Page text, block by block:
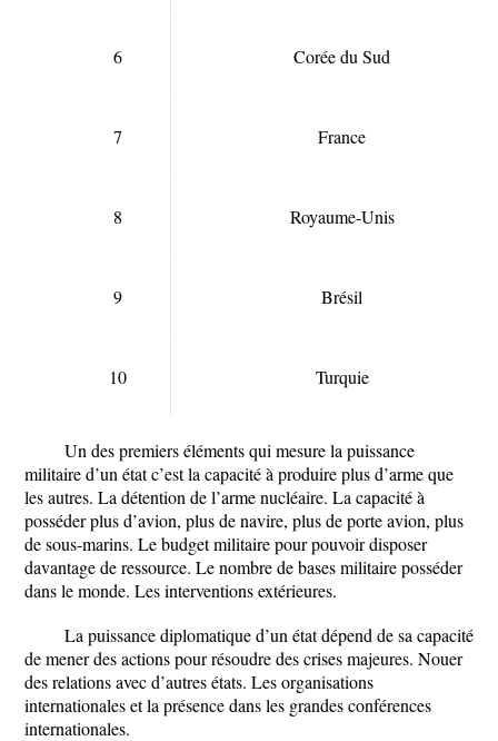
6 Corée du Sud
7 France
8 Royaume-Unis
9 Brésil
10 Turquie
Un des premiers éléments qui mesure la puissance
militaire d’un état c’est la capacité à produire plus d’arme que
les autres. La détention de l’arme nucléaire. La capacité à
posséder plus d’avion, plus de navire, plus de porte avion, plus
de sous-marins. Le budget militaire pour pouvoir disposer
davantage de ressource. Le nombre de bases militaire posséder
dans le monde. Les interventions extérieures.
La puissance diplomatique d’un état dépend de sa capacité
de mener des actions pour résoudre des crises majeures. Nouer
des relations avec d’autres états. Les organisations
internationales et la présence dans les grandes conférences
internationales.